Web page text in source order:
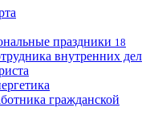
праздники 18
внутренних дел
гражданской